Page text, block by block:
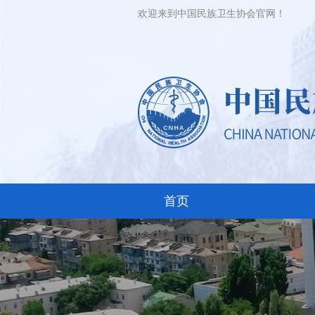
欢迎来到中国民族卫生协会官网！
首页